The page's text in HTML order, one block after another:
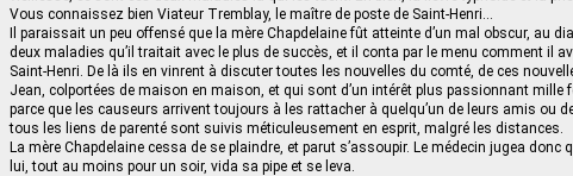
Vous connaissez bien Viateur Tremblay, le maître de poste de Saint-Henri…
Il paraissait un peu offensé que la mère Chapdelaine fût atteinte d’un mal obscur, au
deux maladies qu’il traitait avec le plus de succès, et il conta par le menu comment il
Saint-Henri. De là ils en vinrent à discuter toutes les nouvelles du comté, de ces
Jean, colportées de maison en maison, et qui sont d’un intérêt plus passionnant mille
parce que les causeurs arrivent toujours à les rattacher à quelqu’un de leurs amis ou
tous les liens de parenté sont suivis méticuleusement en esprit, malgré les distances.
La mère Chapdelaine cessa de se plaindre, et parut s’assoupir. Le médecin jugea donc
lui, tout au moins pour un soir, vida sa pipe et se leva.